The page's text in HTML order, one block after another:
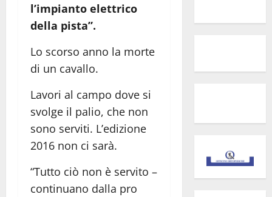
l’impianto elettrico
della pista”.
Lo scorso anno la morte
di un cavallo.
Lavori al campo dove si
svolge il palio, che non
sono serviti. L’edizione
2016 non ci sarà.
“Tutto ciò non è servito –
continuano dalla pro